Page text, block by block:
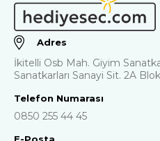
Adres
İkitelli Osb Mah. Giyim
Sanatkarları Sanayi Sit. 2A
Telefon Numarası
0850 255 44 45